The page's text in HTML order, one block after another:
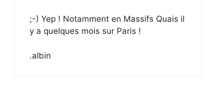
;-) Yep ! Notamment en Massifs Quais il
y a quelques mois sur Paris !
.albin